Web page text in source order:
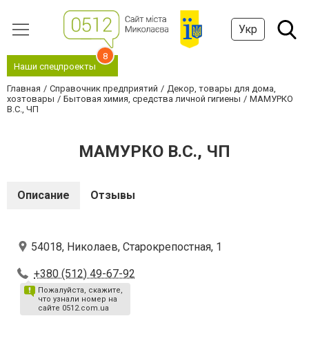
Укр
Наши спецпроекты
8
Главная Справочник предприятий
Декор, товары для дома,
хозтовары
Бытовая химия, средства личной гигиены
МАМУРКО
В.С., ЧП
МАМУРКО В.С., ЧП
Описание Отзывы
54018, Николаев, Старокрепостная, 1
+380 (512) 49-67-92
Пожалуйста, скажите,
что узнали номер на
сайте 0512.com.ua